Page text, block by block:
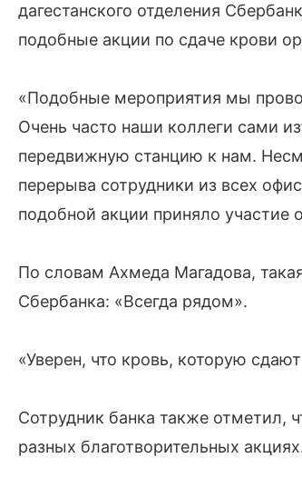
дагестанского отделения
подобные акции по сдаче крови
«Подобные мероприятия мы
Очень часто наши коллеги сами
передвижную станцию к нам.
перерыва сотрудники из всех
подобной акции приняло участие
По словам Ахмеда Магадова,
Сбербанка: «Всегда рядом».
«Уверен, что кровь, которую
Сотрудник банка также отметил,
разных благотворительных